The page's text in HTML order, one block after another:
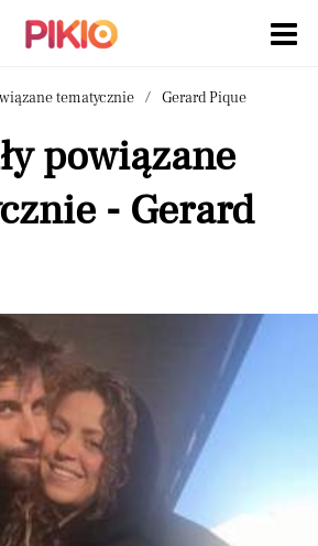
tematycznie Gerard Pique
powiązane
- Gerard